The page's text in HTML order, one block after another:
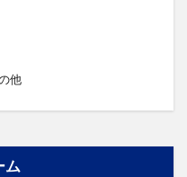
他
ム